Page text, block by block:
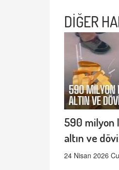
DİĞER
590 milyon
altın ve
24 Nisan 2026